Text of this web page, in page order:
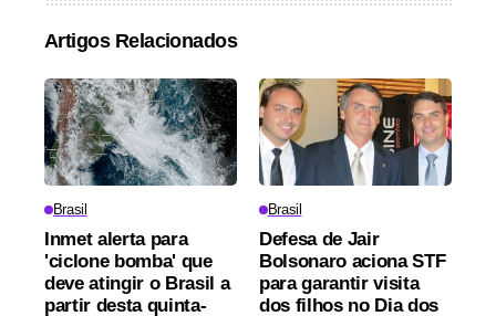
Artigos Relacionados
Brasil
Inmet alerta para
'ciclone bomba' que
deve atingir o Brasil a
partir desta quinta-
Brasil
Defesa de Jair
Bolsonaro aciona STF
para garantir visita
dos filhos no Dia dos